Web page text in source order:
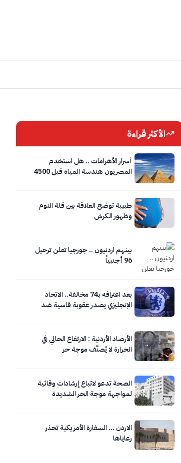
الأكثر قراءة
أسرار الأهرامات .. هل استخدم
المصريون هندسة المياه قبل 4500
طبيبة توضح العلاقة بين قلة النوم
وظهور الكرش
بينهم اردنيون .. جورجيا تعلن ترحيل
96 أجنبياً
بعد اعترافه بـ74 مخالفة.. الاتحاد
الإنجليزي يصدر عقوبة قاسية ضد
الأرصاد الأردنية : الارتفاع الحالي في
الحرارة لا يُصنَّف موجة حر
الصحة تدعو لاتباع إرشادات وقائية
لمواجهة موجة الحر الشديدة
الاردن … السفارة الأمريكية تحذر
رعاياها